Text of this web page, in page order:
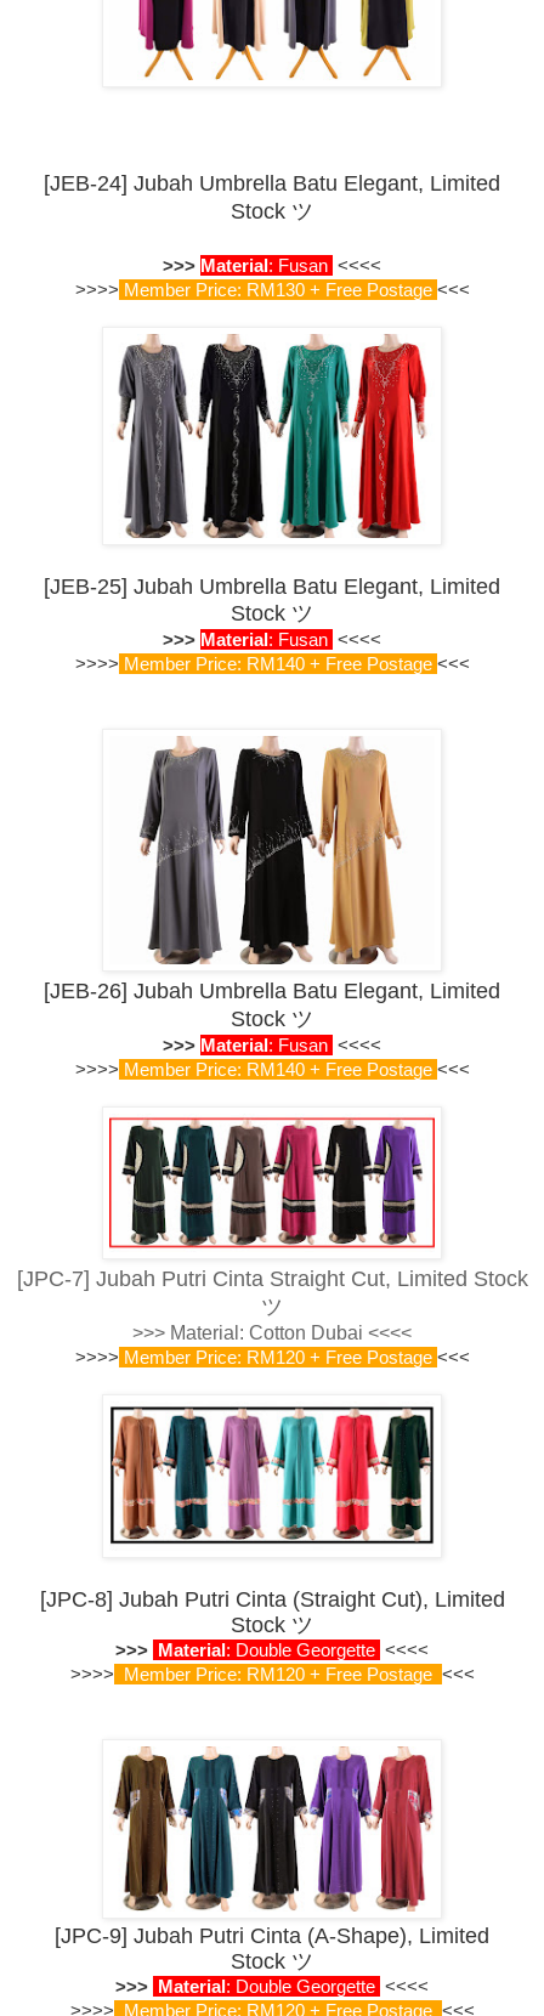
[JEB-24] Jubah Umbrella Batu Elegant, Limited
Stock ツ
>>> Material: Fusan <<<<
>>>> Member Price: RM130 + Free Postage <<<
[JEB-25] Jubah Umbrella Batu Elegant, Limited
Stock ツ
>>> Material: Fusan <<<<
>>>> Member Price: RM140 + Free Postage <<<
[JEB-26] Jubah Umbrella Batu Elegant, Limited
Stock ツ
>>> Material: Fusan <<<<
>>>> Member Price: RM140 + Free Postage <<<
[JPC-7] Jubah Putri Cinta Straight Cut, Limited Stock
ツ
>>> Material: Cotton Dubai <<<<
>>>> Member Price: RM120 + Free Postage <<<
[JPC-8] Jubah Putri Cinta (Straight Cut), Limited
Stock ツ
>>> Material: Double Georgette <<<<
>>>> Member Price: RM120 + Free Postage <<<
[JPC-9] Jubah Putri Cinta (A-Shape), Limited
Stock ツ
>>> Material: Double Georgette <<<<
>>>> Member Price: RM120 + Free Postage <<<